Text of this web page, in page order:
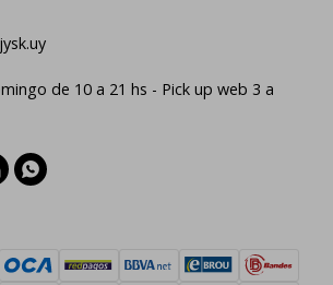
de 10 a 21 hs - Pick up web 3 a
